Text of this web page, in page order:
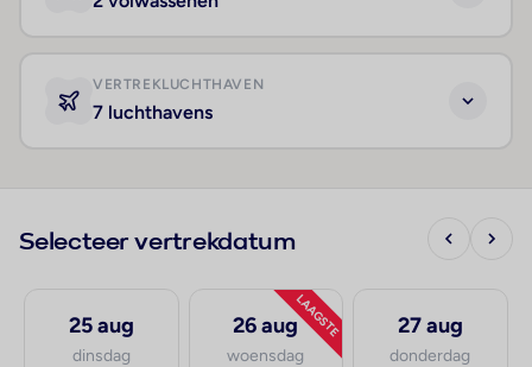
VERTREKLUCHTHAVEN
7 luchthavens
Selecteer vertrekdatum
25 aug
dinsdag
LAAGSTE
26 aug
woensdag
27 aug
donderdag